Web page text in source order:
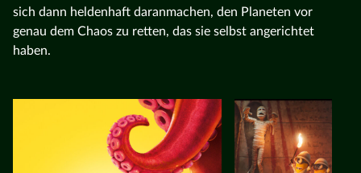
sich dann heldenhaft daranmachen, den Planeten vor
genau dem Chaos zu retten, das sie selbst angerichtet
haben.